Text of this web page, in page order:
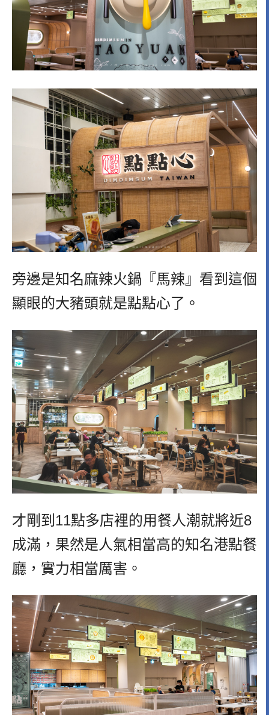
旁邊是知名麻辣火鍋『馬辣』看到這個
顯眼的大豬頭就是點點心了。
才剛到11點多店裡的用餐人潮就將近8
成滿，果然是人氣相當高的知名港點餐
廳，實力相當厲害。